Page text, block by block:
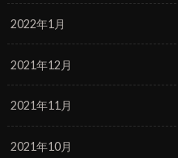
2022年1月
2021年12月
2021年11月
2021年10月